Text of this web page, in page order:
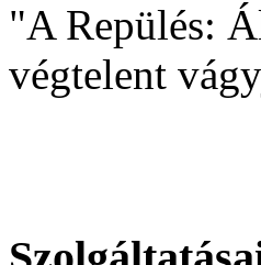
"A Repülés:
végtelent